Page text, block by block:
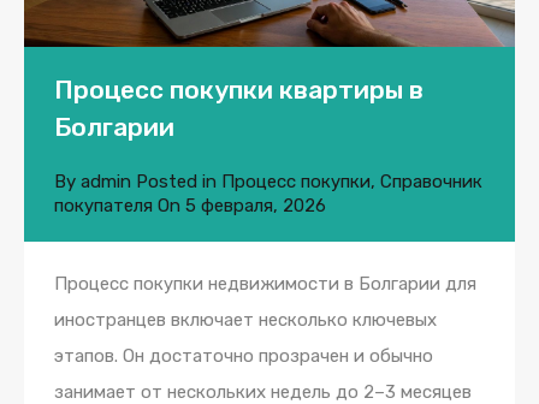
Процесс покупки квартиры в
Болгарии
By admin Posted in Процесс покупки, Справочник
покупателя On 5 февраля, 2026
Процесс покупки недвижимости в Болгарии для
иностранцев включает несколько ключевых
этапов. Он достаточно прозрачен и обычно
занимает от нескольких недель до 2–3 месяцев